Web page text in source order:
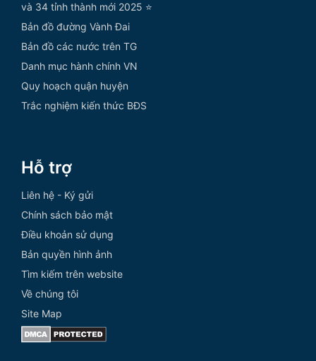
và 34 tỉnh thành mới 2025 ⭐
Bản đồ đường Vành Đai
Bản đồ các nước trên TG
Danh mục hành chính VN
Quy hoạch quận huyện
Trắc nghiệm kiến thức BĐS
Hỗ trợ
Liên hệ - Ký gửi
Chính sách bảo mật
Điều khoản sử dụng
Bản quyền hình ảnh
Tìm kiếm trên website
Về chúng tôi
Site Map